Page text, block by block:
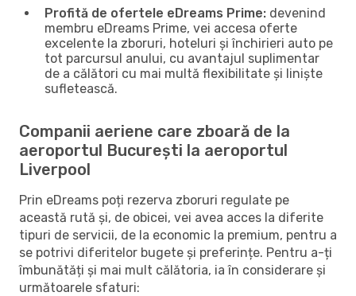
Profită de ofertele eDreams Prime: devenind
membru eDreams Prime, vei accesa oferte
excelente la zboruri, hoteluri și închirieri auto pe
tot parcursul anului, cu avantajul suplimentar
de a călători cu mai multă flexibilitate și liniște
sufletească.
Companii aeriene care zboară de la
aeroportul București la aeroportul
Liverpool
Prin eDreams poți rezerva zboruri regulate pe
această rută și, de obicei, vei avea acces la diferite
tipuri de servicii, de la economic la premium, pentru a
se potrivi diferitelor bugete și preferințe. Pentru a-ți
îmbunătăți și mai mult călătoria, ia în considerare și
următoarele sfaturi: